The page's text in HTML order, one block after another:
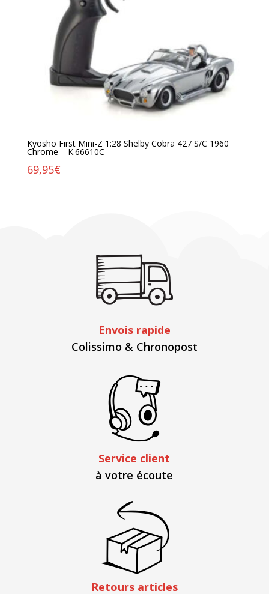
Kyosho First Mini-Z 1:28 Shelby Cobra 427 S/C 1960
Chrome – K.66610C
69,95€
Envois rapide
Colissimo & Chronopost
Service client
à votre écoute
Retours articles